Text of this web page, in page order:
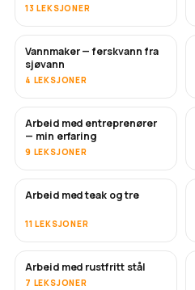
13 LEKSJONER
SNART
Vannmaker — ferskvann fra
sjøvann
4 LEKSJONER
SNART
Arbeid med entreprenører
— min erfaring
9 LEKSJONER
Arbeid med teak og tre
11 LEKSJONER
SNART
Arbeid med rustfritt stål
7 LEKSJONER